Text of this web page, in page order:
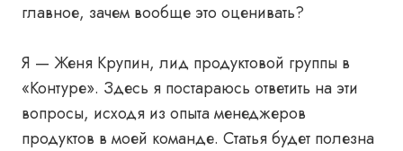
главное, зачем вообще это оценивать?
Я — Женя Крупин, лид продуктовой группы в
«Контуре». Здесь я постараюсь ответить на эти
вопросы, исходя из опыта менеджеров
продуктов в моей команде. Статья будет полезна